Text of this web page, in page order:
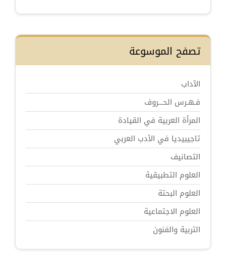
تصفح الموسوعة
الآداب
فـهـرس الحـــروف
المرأة العربية في القيادة
تاجيبيديا في الأدب العربي
التصانيف
العلوم التطبيقية
العلوم البحتة
العلوم الاجتماعية
التربية والفنون